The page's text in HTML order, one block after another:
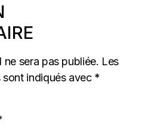
sera pas publiée. Les
indiqués avec *